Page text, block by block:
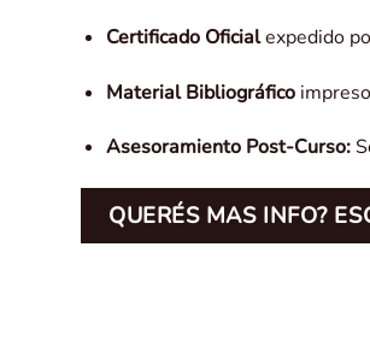
Certificado Oficialexpedido
Material Bibliográfico
Asesoramiento Post-Curso:
QUERÉS MAS INFO?